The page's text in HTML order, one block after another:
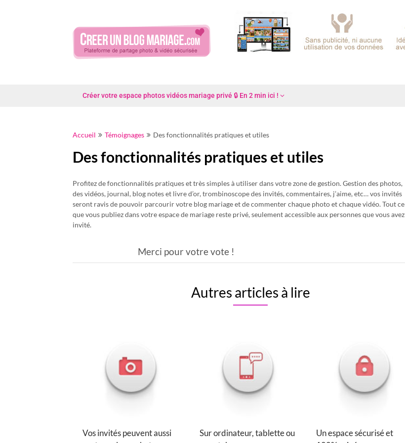
Créer votre espace photos vidéos mariage privé 🔒 En 2 min ici !
Accueil Témoignages Des fonctionnalités pratiques et utiles
Des fonctionnalités pratiques et utiles
Profitez de fonctionnalités pratiques et très simples à utiliser dans votre zone de gestion. Gestion des photos,
des vidéos, journal, blog notes et livre d’or, trombinoscope des invités, commentaires, j’aime, etc… vos invités
seront ravis de pouvoir parcourir votre blog mariage et de commenter chaque photo et chaque vidéo. Tout ce
que vous publiez dans votre espace de mariage reste privé, seulement accessible aux personnes que vous avez
invité.
Merci pour votre vote !
Autres articles à lire
Vos invités peuvent aussi
Sur ordinateur, tablette ou
Un espace sécurisé et